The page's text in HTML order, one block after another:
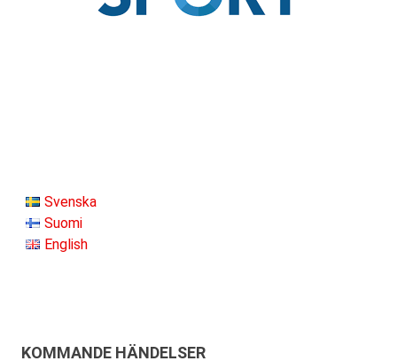
Svenska
Suomi
English
KOMMANDE HÄNDELSER